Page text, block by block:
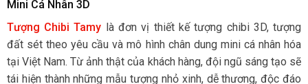
Mini Cá Nhân 3D
Tượng Chibi Tamy là đơn vị thiết kế tượng chibi 3D, tượng
đất sét theo yêu cầu và mô hình chân dung mini cá nhân hóa
tại Việt Nam. Từ ảnh thật của khách hàng, đội ngũ sáng tạo sẽ
tái hiện thành những mẫu tượng nhỏ xinh, dễ thương, độc đáo